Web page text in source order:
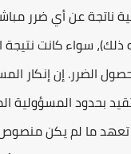
عن أي ضرر
سواء كانت نتيجة
الضرر. إن إنكار
بحدود المسؤولية
ما لم يكن